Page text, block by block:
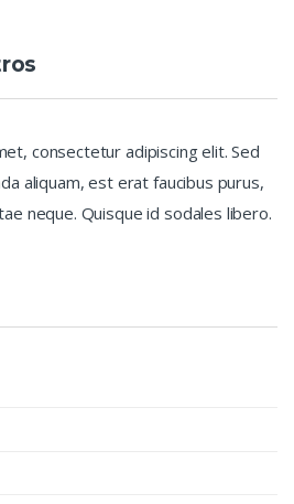
consectetur adipiscing elit. Sed
aliquam, est erat faucibus purus,
neque. Quisque id sodales libero.